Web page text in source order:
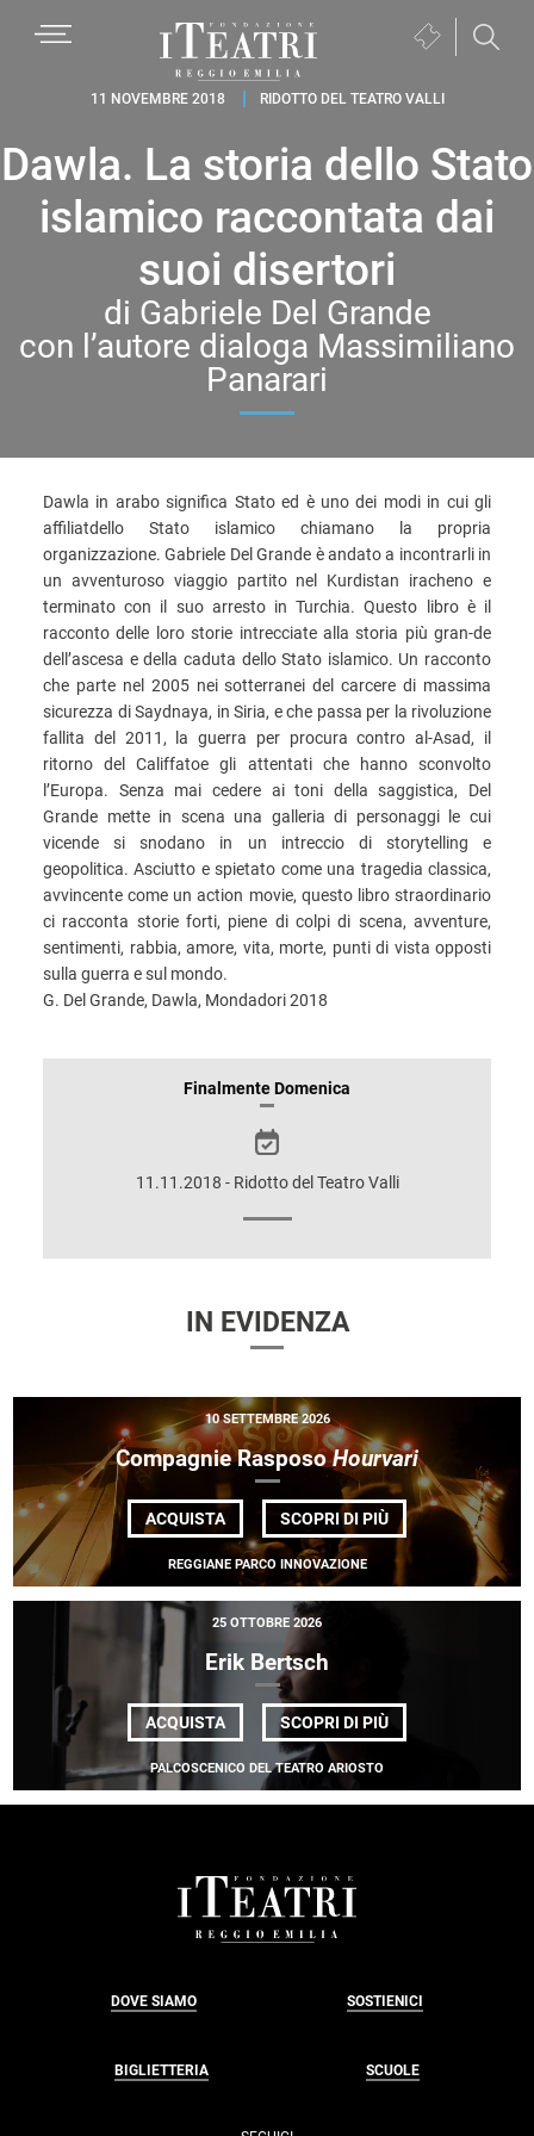
Fondazione
Teatri
Emilia
Biglietteria
apre
una
finestra)
11 NOVEMBRE 2018 RIDOTTO DEL TEATRO VALLI
Dawla. La storia dello Stato
islamico raccontata dai
suoi disertori
di Gabriele Del Grande
con l’autore dialoga Massimiliano
Panarari
Dawla in arabo significa Stato ed è uno dei modi in cui gli
affiliatdello Stato islamico chiamano la propria
organizzazione. Gabriele Del Grande è andato a incontrarli in
un avventuroso viaggio partito nel Kurdistan iracheno e
terminato con il suo arresto in Turchia. Questo libro è il
racconto delle loro storie intrecciate alla storia più gran-de
dell’ascesa e della caduta dello Stato islamico. Un racconto
che parte nel 2005 nei sotterranei del carcere di massima
sicurezza di Saydnaya, in Siria, e che passa per la rivoluzione
fallita del 2011, la guerra per procura contro al-Asad, il
ritorno del Califfatoe gli attentati che hanno sconvolto
l’Europa. Senza mai cedere ai toni della saggistica, Del
Grande mette in scena una galleria di personaggi le cui
vicende si snodano in un intreccio di storytelling e
geopolitica. Asciutto e spietato come una tragedia classica,
avvincente come un action movie, questo libro straordinario
ci racconta storie forti, piene di colpi di scena, avventure,
sentimenti, rabbia, amore, vita, morte, punti di vista opposti
sulla guerra e sul mondo.
G. Del Grande, Dawla, Mondadori 2018
INFORMAZIONIFinalmente Domenica
11.11.2018 - Ridotto del Teatro Valli
IN EVIDENZA
10 SETTEMBRE 2026
Compagnie RasposoHourvari
ACQUISTA SCOPRI DI PIÙDI
COMPAGNIE
<EM>HOURVARI</
REGGIANE PARCO INNOVAZIONE
25 OTTOBRE 2026
Erik Bertsch
ACQUISTA SCOPRI DI PIÙDI
ERIK
PALCOSCENICO DEL TEATRO ARIOSTO
DOVE SIAMO SOSTIENICI
BIGLIETTERIA SCUOLE